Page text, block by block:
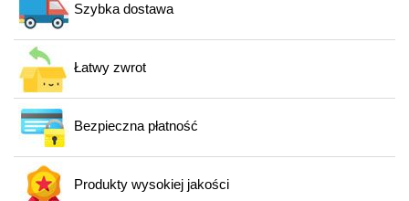
Szybka dostawa
Łatwy zwrot
Bezpieczna płatność
Produkty wysokiej jakości